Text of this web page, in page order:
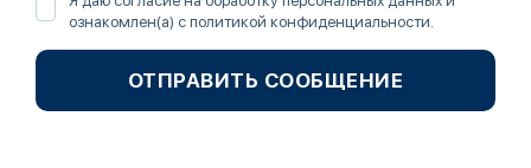
ознакомлен(а) с политикой конфиденциальности.
ОТПРАВИТЬ СООБЩЕНИЕ